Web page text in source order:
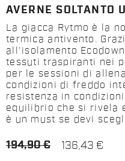
AVERNE SOLTANTO
La giacca Rytmo è la
termica antivento.
all'isolamento
tessuti traspiranti nei
per le sessioni di
condizioni di freddo
resistenza in
equilibrio che si rivela
è un must se devi
194,90 € 136,43 €